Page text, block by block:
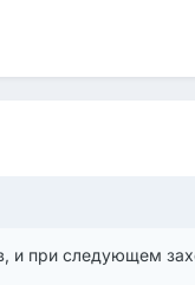
при следующем